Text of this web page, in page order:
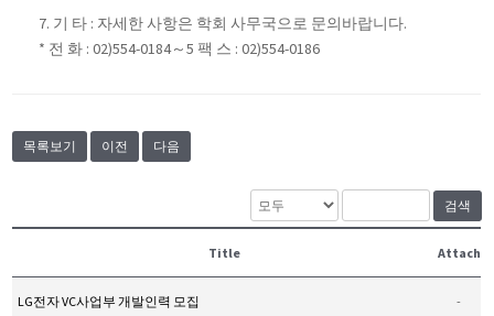
7. 기 타 : 자세한 사항은 학회 사무국으로 문의바랍니다.
* 전 화 : 02)554-0184～5 팩 스 : 02)554-0186
목록보기 이전 다음
검색
Title Attach
LG전자 VC사업부 개발인력 모집 -